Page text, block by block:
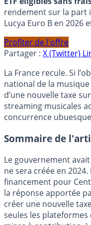
rendement sur la part
Lucya Euro B en 2026
Profiter de l'offre
Partager : X (Twitter)
La France recule. Si
national de la
d’une nouvelle taxe
streaming musicales
concurrence
Sommaire de
Le gouvernement
ne sera créée en
financement pour
la réponse apportée
créer une nouvelle
seules les